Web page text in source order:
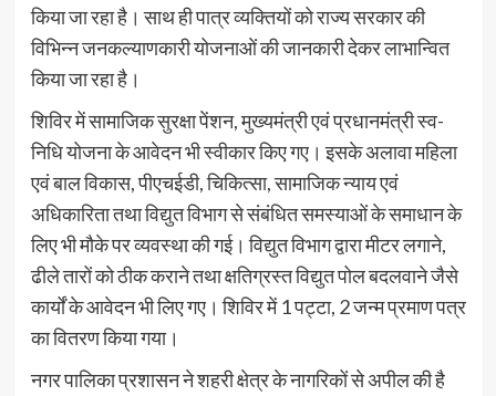
किया जा रहा है। साथ ही पात्र व्यक्तियों को राज्य सरकार की
विभिन्न जनकल्याणकारी योजनाओं की जानकारी देकर लाभान्वित
किया जा रहा है।
शिविर में सामाजिक सुरक्षा पेंशन, मुख्यमंत्री एवं प्रधानमंत्री स्व-
निधि योजना के आवेदन भी स्वीकार किए गए। इसके अलावा महिला
एवं बाल विकास, पीएचईडी, चिकित्सा, सामाजिक न्याय एवं
अधिकारिता तथा विद्युत विभाग से संबंधित समस्याओं के समाधान के
लिए भी मौके पर व्यवस्था की गई। विद्युत विभाग द्वारा मीटर लगाने,
ढीले तारों को ठीक कराने तथा क्षतिग्रस्त विद्युत पोल बदलवाने जैसे
कार्यों के आवेदन भी लिए गए। शिविर में 1 पट्टा, 2 जन्म प्रमाण पत्र
का वितरण किया गया।
नगर पालिका प्रशासन ने शहरी क्षेत्र के नागरिकों से अपील की है